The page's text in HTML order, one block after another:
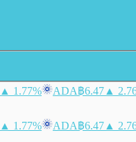
▲ 1.77% ADA฿6.47 ▲
▲ 1.77% ADA฿6.47 ▲